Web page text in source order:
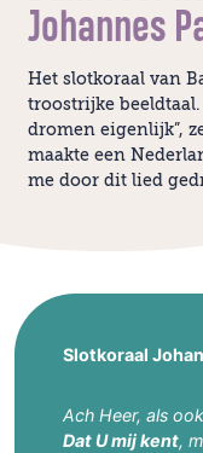
Johannes
Het slotkoraal van
troostrijke
dromen eigenlijk”,
maakte een
me door dit lied
Slotkoraal
Ach Heer, als
Dat U mij kent,